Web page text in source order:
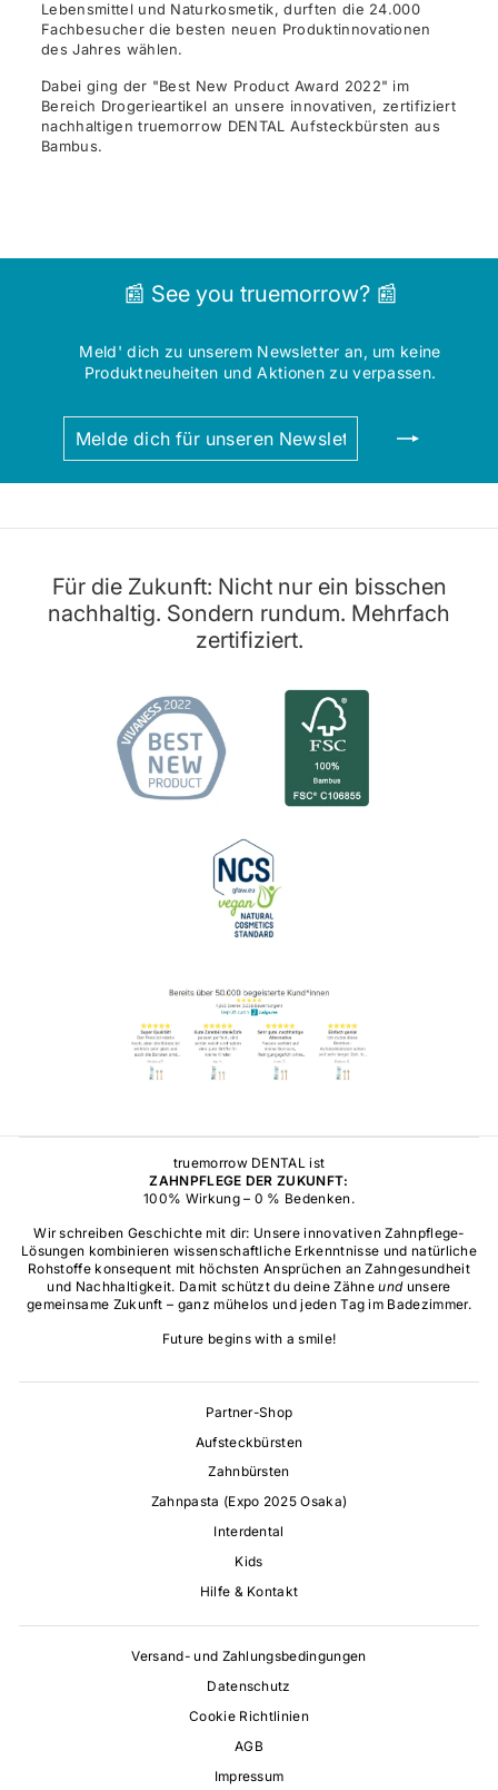
Lebensmittel und Naturkosmetik, durften die 24.000
Fachbesucher die besten neuen Produktinnovationen
des Jahres wählen.
Dabei ging der "Best New Product Award 2022" im
Bereich Drogerieartikel an unsere innovativen, zertifiziert
nachhaltigen truemorrow DENTAL Aufsteckbürsten aus
Bambus.
📰 See you truemorrow? 📰
Meld' dich zu unserem Newsletter an, um keine
Produktneuheiten und Aktionen zu verpassen.
DICH
NEWSLETTER
Für die Zukunft: Nicht nur ein bisschen
nachhaltig. Sondern rundum. Mehrfach
zertifiziert.
truemorrow DENTAL ist
ZAHNPFLEGE DER ZUKUNFT:
100% Wirkung – 0 % Bedenken.
Wir schreiben Geschichte mit dir: Unsere innovativen Zahnpflege-
Lösungen kombinieren wissenschaftliche Erkenntnisse und natürliche
Rohstoffe konsequent mit höchsten Ansprüchen an Zahngesundheit
und Nachhaltigkeit. Damit schützt du deine Zähneund unsere
gemeinsame Zukunft – ganz mühelos und jeden Tag im Badezimmer.
Future begins with a smile!
Partner-Shop
Aufsteckbürsten
Zahnbürsten
Zahnpasta (Expo 2025 Osaka)
Interdental
Kids
Hilfe & Kontakt
Versand- und Zahlungsbedingungen
Datenschutz
Cookie Richtlinien
AGB
Impressum